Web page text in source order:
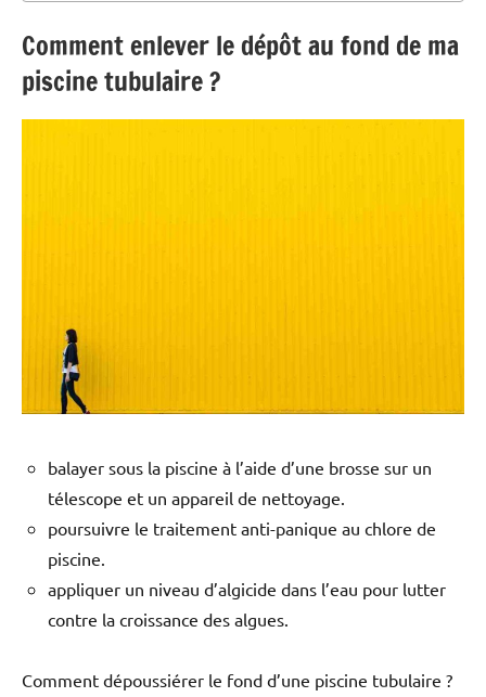
Comment enlever le dépôt au fond de ma
piscine tubulaire ?
balayer sous la piscine à l’aide d’une brosse sur un
télescope et un appareil de nettoyage.
poursuivre le traitement anti-panique au chlore de
piscine.
appliquer un niveau d’algicide dans l’eau pour lutter
contre la croissance des algues.
Comment dépoussiérer le fond d’une piscine tubulaire ?